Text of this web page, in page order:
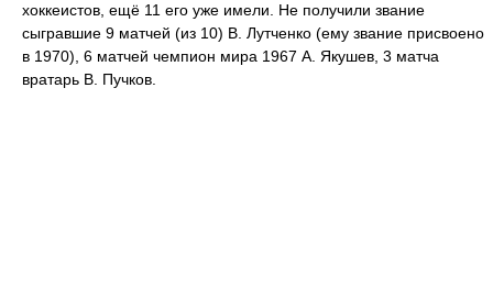
хоккеистов, ещё 11 его уже имели. Не получили звание
сыгравшие 9 матчей (из 10) В. Лутченко (ему звание присвоено
в 1970), 6 матчей чемпион мира 1967 А. Якушев, 3 матча
вратарь В. Пучков.